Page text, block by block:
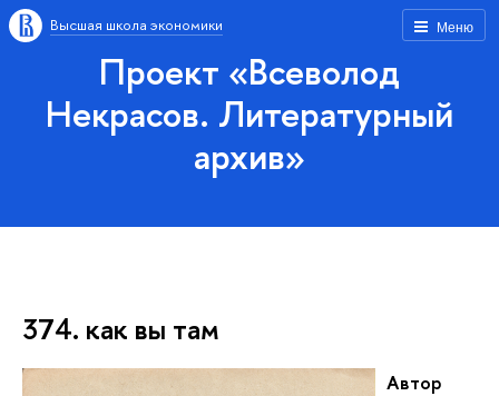
Меню
Высшая школа экономики
Проект «Всеволод
Некрасов. Литературный
архив»
374. как вы там
Автор